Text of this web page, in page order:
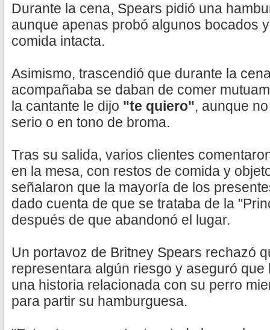
Durante la cena, Spears pidió una
aunque apenas probó algunos bocados
comida intacta.
Asimismo, trascendió que durante la
acompañaba se daban de comer
la cantante le dijo "te quiero", aunque
serio o en tono de broma.
Tras su salida, varios clientes
en la mesa, con restos de comida y
señalaron que la mayoría de los
dado cuenta de que se trataba de la
después de que abandonó el lugar.
Un portavoz de Britney Spears rechazó
representara algún riesgo y aseguró
una historia relacionada con su perro
para partir su hamburguesa.